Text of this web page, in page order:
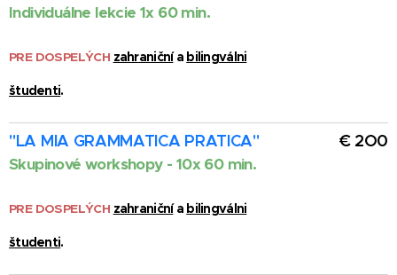
Individuálne lekcie 1x 60 min.
PRE DOSPELÝCH zahraničnía bilingválni
študenti.
"LA MIA GRAMMATICA PRATICA"
Skupinové workshopy - 10x 60 min.
PRE DOSPELÝCH zahraničnía bilingválni
študenti.
€ 2O0